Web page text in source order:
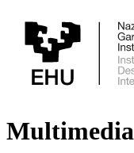
Multimedia